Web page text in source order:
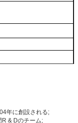
年に創設される;
& Dのチーム;